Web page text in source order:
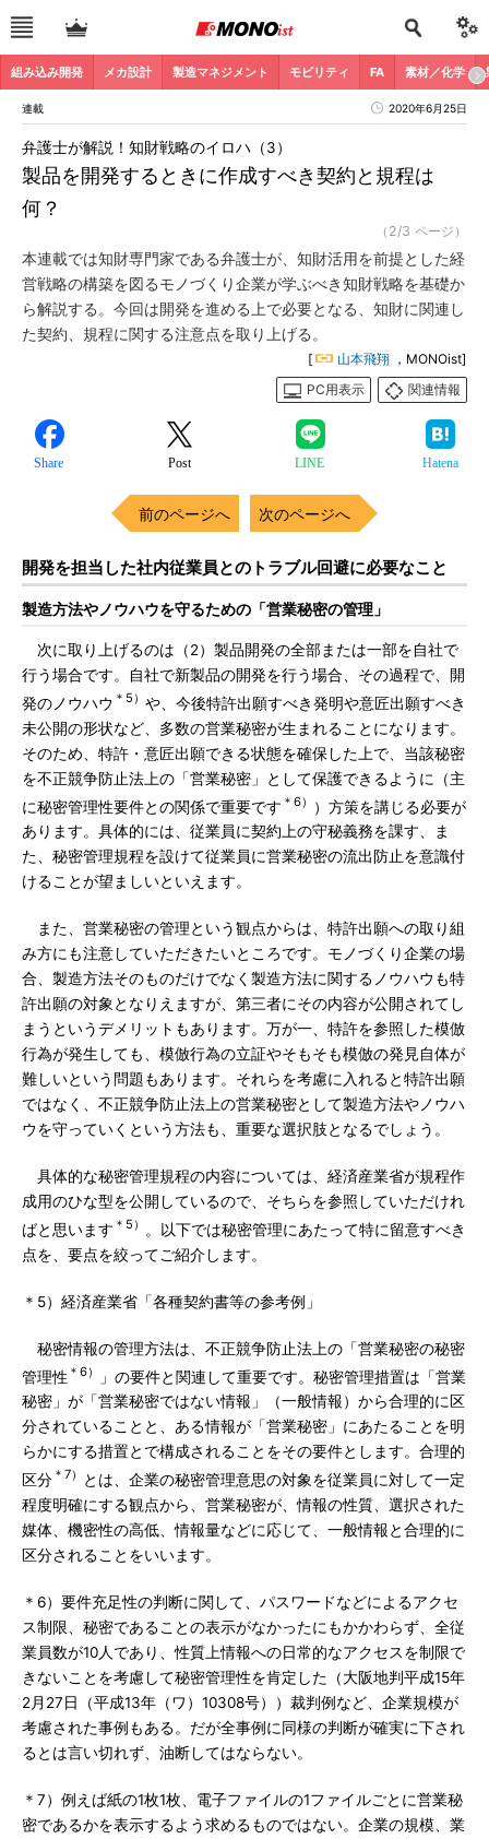
組み込み開発 メカ設計 製造マネジメント モビリティ FA 素材／化学
連載 2020年6月25日
製品を開発するときに作成すべき契約と規程は
何？
弁護士が解説！知財戦略のイロハ（3）
（2/3 ページ）
本連載では知財専門家である弁護士が、知財活用を前提とした経
営戦略の構築を図るモノづくり企業が学ぶべき知財戦略を基礎か
ら解説する。今回は開発を進める上で必要となる、知財に関連し
た契約、規程に関する注意点を取り上げる。
[ 山本飛翔 ，MONOist]
PC用表示
関連情報
Share Post LINE Hatena
前のページへ 次のページへ
開発を担当した社内従業員とのトラブル回避に必要なこと
製造方法やノウハウを守るための「営業秘密の管理」
次に取り上げるのは（2）製品開発の全部または一部を自社で
行う場合です。自社で新製品の開発を行う場合、その過程で、開
発のノウハウ ＊5） や、今後特許出願すべき発明や意匠出願すべき
未公開の形状など、多数の営業秘密が生まれることになります。
そのため、特許・意匠出願できる状態を確保した上で、当該秘密
を不正競争防止法上の「営業秘密」として保護できるように（主
に秘密管理性要件との関係で重要です ＊6）
）方策を講じる必要が
あります。具体的には、従業員に契約上の守秘義務を課す、ま
た、秘密管理規程を設けて従業員に営業秘密の流出防止を意識付
けることが望ましいといえます。
また、営業秘密の管理という観点からは、特許出願への取り組
み方にも注意していただきたいところです。モノづくり企業の場
合、製造方法そのものだけでなく製造方法に関するノウハウも特
許出願の対象となりえますが、第三者にその内容が公開されてし
まうというデメリットもあります。万が一、特許を参照した模倣
行為が発生しても、模倣行為の立証やそもそも模倣の発見自体が
難しいという問題もあります。それらを考慮に入れると特許出願
ではなく、不正競争防止法上の営業秘密として製造方法やノウハ
ウを守っていくという方法も、重要な選択肢となるでしょう。
具体的な秘密管理規程の内容については、経済産業省が規程作
成用のひな型を公開しているので、そちらを参照していただけれ
ばと思います ＊5）
。以下では秘密管理にあたって特に留意すべき
点を、要点を絞ってご紹介します。
＊5）経済産業省「各種契約書等の参考例」
秘密情報の管理方法は、不正競争防止法上の「営業秘密の秘密
管理性 ＊6）
」の要件と関連して重要です。秘密管理措置は「営業
秘密」が「営業秘密ではない情報」（一般情報）から合理的に区
分されていることと、ある情報が「営業秘密」にあたることを明
らかにする措置とで構成されることをその要件とします。合理的
区分 ＊7）
とは、企業の秘密管理意思の対象を従業員に対して一定
程度明確にする観点から、営業秘密が、情報の性質、選択された
媒体、機密性の高低、情報量などに応じて、一般情報と合理的に
区分されることをいいます。
＊6）要件充足性の判断に関して、パスワードなどによるアクセ
ス制限、秘密であることの表示がなかったにもかかわらず、全従
業員数が10人であり、性質上情報への日常的なアクセスを制限で
きないことを考慮して秘密管理性を肯定した（大阪地判平成15年
2月27日（平成13年（ワ）10308号））裁判例など、企業規模が
考慮された事例もある。だが全事例に同様の判断が確実に下され
るとは言い切れず、油断してはならない。
＊7）例えば紙の1枚1枚、電子ファイルの1ファイルごとに営業秘
密であるかを表示するよう求めるものではない。企業の規模、業